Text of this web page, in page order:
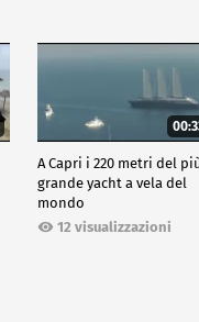
A Capri i 220 metri del
grande yacht a vela del
mondo
12 visualizzazioni